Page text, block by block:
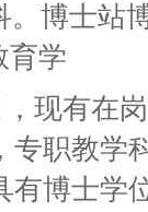
。博士站
育学
现有在
专职教学
有博士学